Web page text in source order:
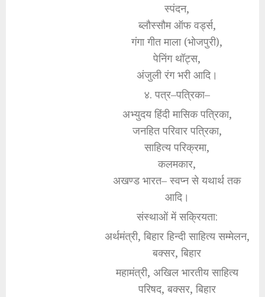
स्पंदन,
ब्लौस्सौम ऑफ वर्ड्स,
गंगा गीत माला (भोजपुरी),
पेनिंग थॉट्स,
अंजुली रंग भरी आदि।
४. पत्र–पत्रिका–
अभ्युदय हिंदी मासिक पत्रिका,
जनहित परिवार पत्रिका,
साहित्य परिक्रमा,
कलमकार,
अखण्ड भारत– स्वप्न से यथार्थ तक
आदि।
संस्थाओं में सक्रियता:
अर्थमंत्री, बिहार हिन्दी साहित्य सम्मेलन,
बक्सर, बिहार
महामंत्री, अखिल भारतीय साहित्य
परिषद, बक्सर, बिहार